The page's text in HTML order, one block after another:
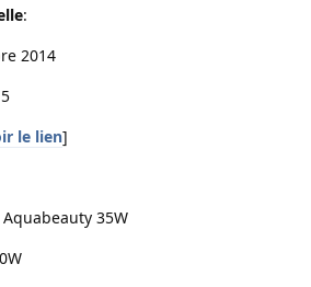
:
2014
le lien]
35W